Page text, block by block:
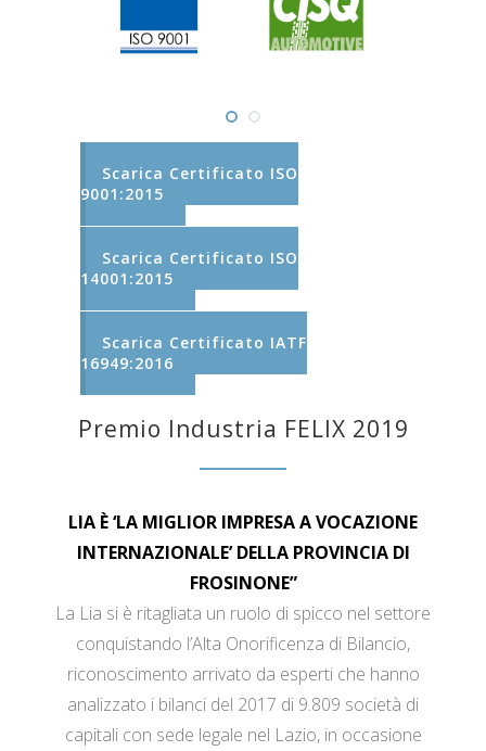
Scarica Certificato ISO
9001:2015
Scarica Certificato ISO
14001:2015
Scarica Certificato IATF
16949:2016
Premio Industria FELIX 2019
LIA È ‘LA MIGLIOR IMPRESA A VOCAZIONE
INTERNAZIONALE’ DELLA PROVINCIA DI
FROSINONE”
La Lia si è ritagliata un ruolo di spicco nel settore
conquistando l’Alta Onorificenza di Bilancio,
riconoscimento arrivato da esperti che hanno
analizzato i bilanci del 2017 di 9.809 società di
capitali con sede legale nel Lazio, in occasione